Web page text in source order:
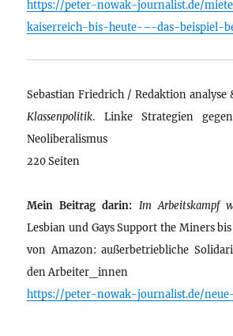
https://peter-nowak-journalist.de/
kaiserreich-bis-heute-–-das-beispiel-
Sebastian Friedrich / Redaktion
Klassenpolitik. Linke Strategien
Neoliberalismus
220 Seiten
Mein Beitrag darin: Im Arbeitskampf
Lesbian und Gays Support the Miners
von Amazon: außerbetriebliche
den Arbeiter_innen
https://peter-nowak-journalist.de/